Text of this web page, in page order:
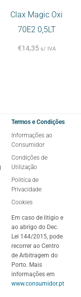
Clax Magic Oxi
70E2 0,5LT
€14,35 s/ IVA
Termos e Condições
Informações ao
Consumidor
Condições de
Utilização
Politíca de
Privacidade
Cookies
Em caso de litigio e
ao abrigo do Dec.
Lei 144/2015, pode
recorrer ao Centro
de Arbitragem do
Porto. Mais
informações em
www.consumidor.pt